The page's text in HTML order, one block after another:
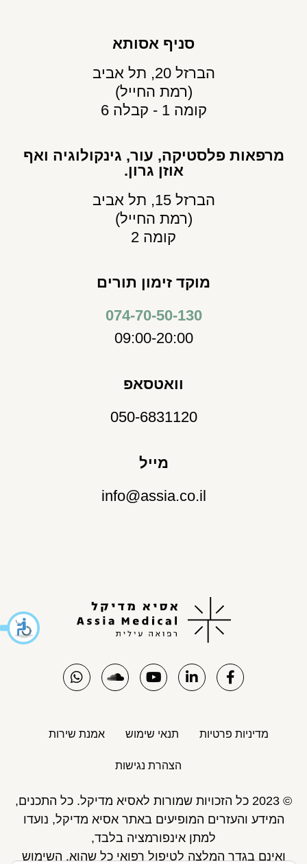
סניף אסותא
הברזל 20, תל אביב
(רמת החייל)
קומה 1 - קבלה 6
מרפאות פלסטיקה, עור, גינקולוגיה ואף
אוזן גרון.
הברזל 15, תל אביב
(רמת החייל)
קומה 2
מוקד זימון תורים
074-70-50-130
09:00-20:00
וואטסאפ
050-6831120
מייל
info@assia.co.il
מדיניות פרטיות תנאי שימוש אמנת שירות
הצהרת נגישות
© 2023 כל הזכויות שמורות לאסיא מדיקל. כל התכנים,
המידע והעזרים המופיעים באתר אסיא מדיקל, נועדו
למתן אינפורמציה בלבד,
ואינם בגדר המלצה לטיפול רפואי כל שהוא. השימוש